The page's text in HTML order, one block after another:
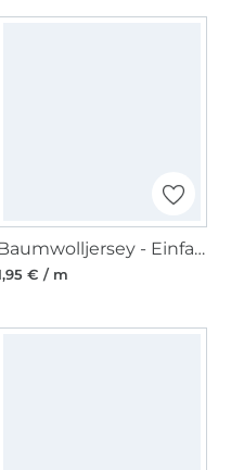
Baumwolljersey - Einfassband quer, crème
€ / m